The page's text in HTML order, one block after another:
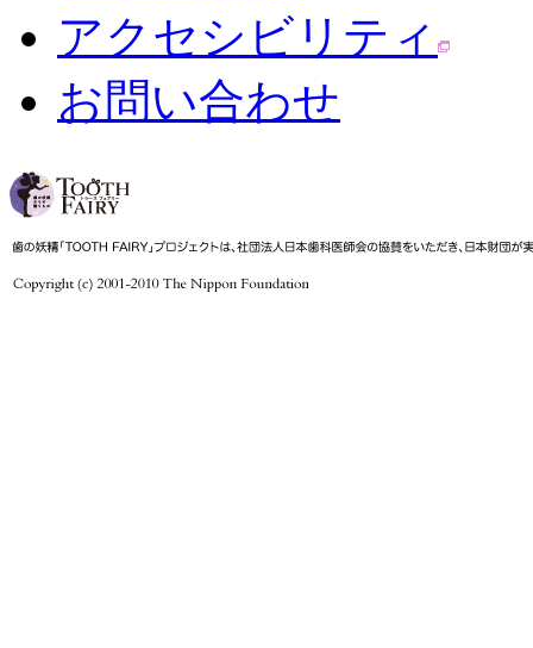
アクセシビリティ
お問い合わせ